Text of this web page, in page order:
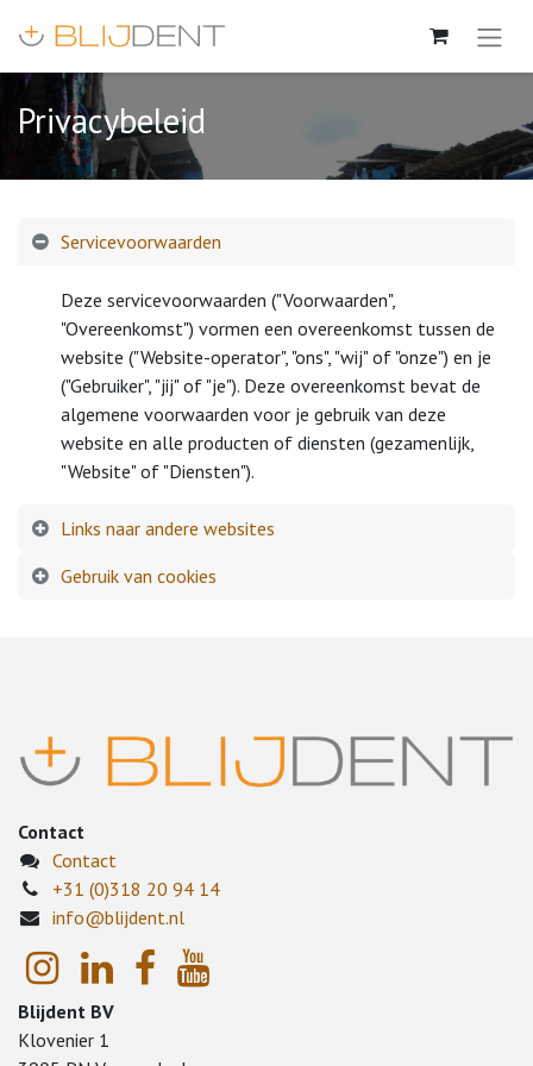
Privacybeleid
Servicevoorwaarden
Deze servicevoorwaarden ("Voorwaarden",
"Overeenkomst") vormen een overeenkomst tussen de
website ("Website-operator", "ons", "wij" of "onze") en je
("Gebruiker", "jij" of "je"). Deze overeenkomst bevat de
algemene voorwaarden voor je gebruik van deze
website en alle producten of diensten (gezamenlijk,
"Website" of "Diensten").
Links naar andere websites
Gebruik van cookies
Contact
Contact
+31 (0)318 20 94 14
info@blijdent.nl
Blijdent BV
Klovenier 1